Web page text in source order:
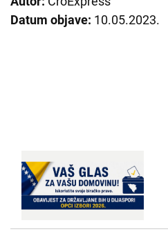
Datum objave: 10.05.2023.